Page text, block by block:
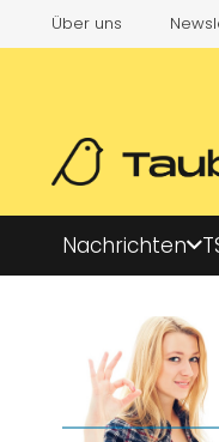
Über uns
Nachrichten